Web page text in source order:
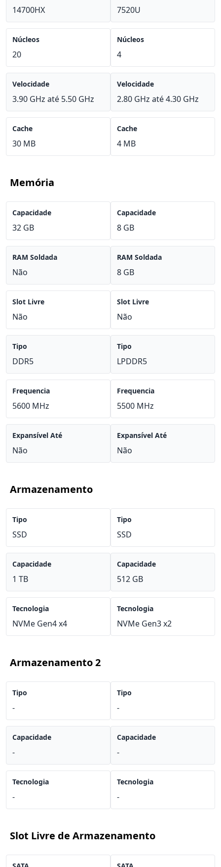
14700HX
Núcleos
20
Velocidade
3.90 GHz até 5.50 GHz
Cache
30 MB
7520U
Núcleos
4
Velocidade
2.80 GHz até 4.30 GHz
Cache
4 MB
Memória
Capacidade
32 GB
RAM Soldada
Não
Slot Livre
Não
Tipo
DDR5
Frequencia
5600 MHz
Expansível Até
Não
Capacidade
8 GB
RAM Soldada
8 GB
Slot Livre
Não
Tipo
LPDDR5
Frequencia
5500 MHz
Expansível Até
Não
Armazenamento
Tipo
SSD
Capacidade
1 TB
Tecnologia
NVMe Gen4 x4
Tipo
SSD
Capacidade
512 GB
Tecnologia
NVMe Gen3 x2
Armazenamento 2
Tipo
-
Capacidade
-
Tecnologia
-
Tipo
-
Capacidade
-
Tecnologia
-
Slot Livre de Armazenamento